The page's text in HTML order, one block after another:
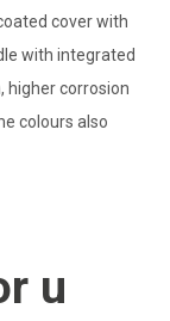
cover with
with integrated
higher corrosion
colours also
u